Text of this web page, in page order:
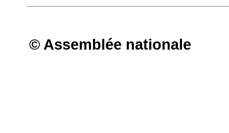
© Assemblée nationale